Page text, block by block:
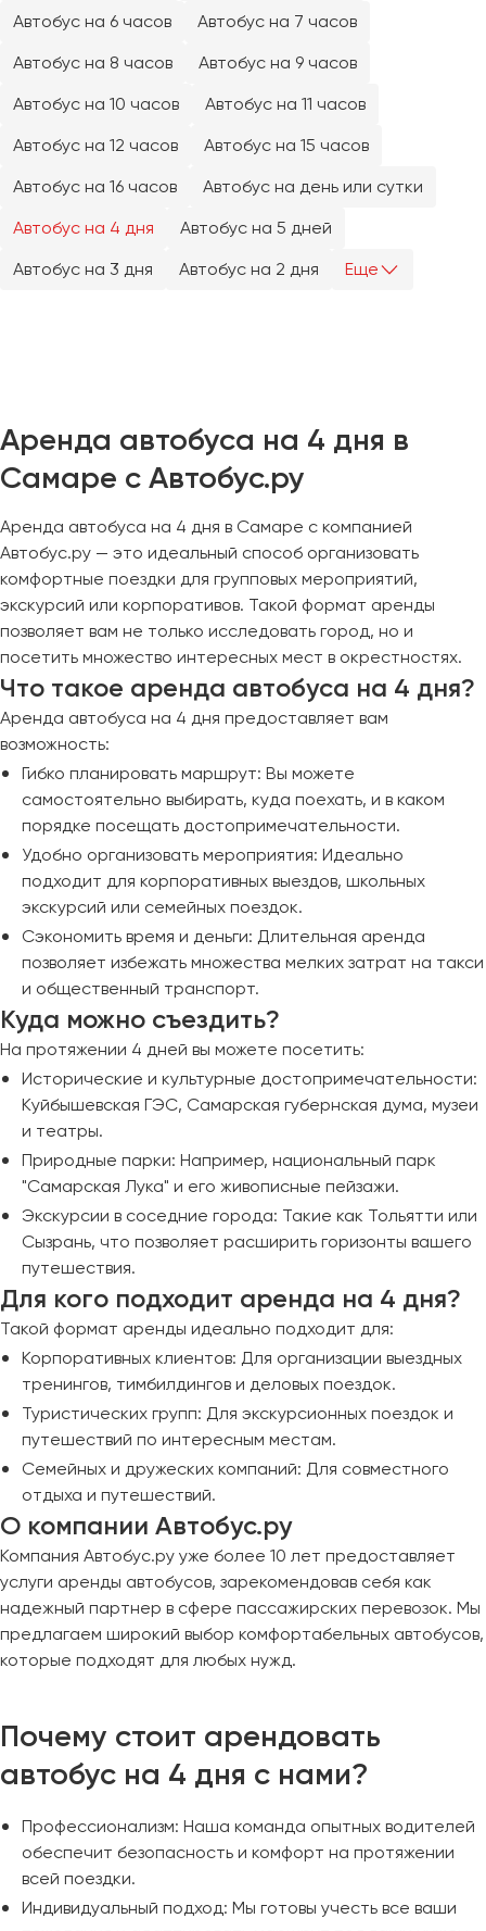
Автобус на 6 часов
Автобус на 7 часов
Автобус на 8 часов
Автобус на 9 часов
Автобус на 10 часов
Автобус на 11 часов
Автобус на 12 часов
Автобус на 15 часов
Автобус на 16 часов
Автобус на день или сутки
Автобус на 4 дня
Автобус на 5 дней
Автобус на 3 дня
Автобус на 2 дня Еще
Аренда автобуса на 4 дня в
Самаре с Автобус.ру
Аренда автобуса на 4 дня в Самаре с компанией
Автобус.ру — это идеальный способ организовать
комфортные поездки для групповых мероприятий,
экскурсий или корпоративов. Такой формат аренды
позволяет вам не только исследовать город, но и
посетить множество интересных мест в окрестностях.
Что такое аренда автобуса на 4 дня?
Аренда автобуса на 4 дня предоставляет вам
возможность:
Гибко планировать маршрут: Вы можете
самостоятельно выбирать, куда поехать, и в каком
порядке посещать достопримечательности.
Удобно организовать мероприятия: Идеально
подходит для корпоративных выездов, школьных
экскурсий или семейных поездок.
Сэкономить время и деньги: Длительная аренда
позволяет избежать множества мелких затрат на такси
и общественный транспорт.
Куда можно съездить?
На протяжении 4 дней вы можете посетить:
Исторические и культурные достопримечательности:
Куйбышевская ГЭС, Самарская губернская дума, музеи
и театры.
Природные парки: Например, национальный парк
"Самарская Лука" и его живописные пейзажи.
Экскурсии в соседние города: Такие как Тольятти или
Сызрань, что позволяет расширить горизонты вашего
путешествия.
Для кого подходит аренда на 4 дня?
Такой формат аренды идеально подходит для:
Корпоративных клиентов: Для организации выездных
тренингов, тимбилдингов и деловых поездок.
Туристических групп: Для экскурсионных поездок и
путешествий по интересным местам.
Семейных и дружеских компаний: Для совместного
отдыха и путешествий.
О компании Автобус.ру
Компания Автобус.ру уже более 10 лет предоставляет
услуги аренды автобусов, зарекомендовав себя как
надежный партнер в сфере пассажирских перевозок. Мы
предлагаем широкий выбор комфортабельных автобусов,
которые подходят для любых нужд.
Почему стоит арендовать
автобус на 4 дня с нами?
Профессионализм: Наша команда опытных водителей
обеспечит безопасность и комфорт на протяжении
всей поездки.
Индивидуальный подход: Мы готовы учесть все ваши
Челябинск
Чита
Ярославль